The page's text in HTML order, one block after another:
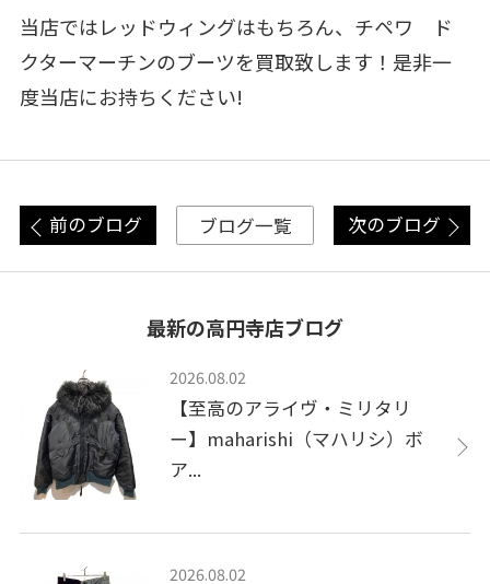
当店ではレッドウィングはもちろん、チペワ ド
クターマーチンのブーツを買取致します！是非一
度当店にお持ちください!
前のブログ ブログ一覧 次のブログ
最新の高円寺店ブログ
2026.08.02
【至高のアライヴ・ミリタリ
ー】maharishi（マハリシ）ボ
ア...
2026.08.02